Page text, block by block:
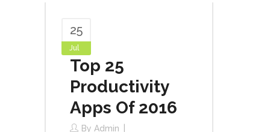
25
Jul
Top 25
Productivity
Apps Of 2016
By Admin